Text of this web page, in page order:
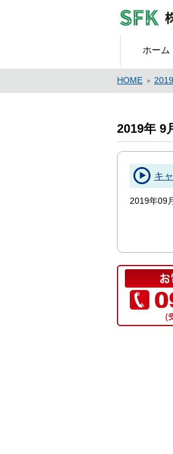
ホーム
HOME
2019年 9
キ
2019年09